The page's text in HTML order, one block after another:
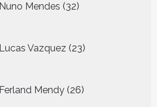
Nuno Mendes 32
producten
Lucas Vazquez 23
producten
Ferland Mendy 26
producten